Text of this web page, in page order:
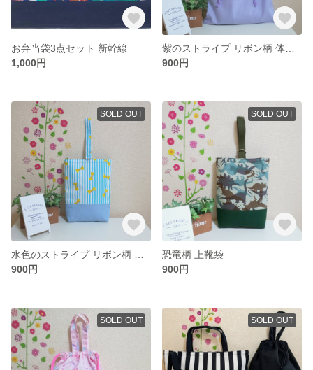
お弁当袋3点セット 新幹線
1,000円
900円
SOLD OUT
900円
SOLD OUT
恐竜柄 上靴袋
900円
SOLD OUT SOLD OUT